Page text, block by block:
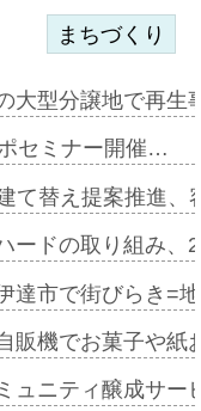
まちづくり
大型分譲地で再
セミナー開催…
て替え提案推進
ードの取り組み
達市で街びらき=
販機でお菓子や
ュニティ醸成サ